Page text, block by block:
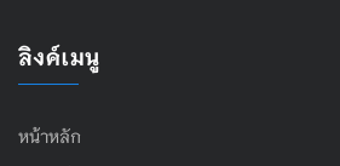
ลิงค์เมนู
หน้าหลัก